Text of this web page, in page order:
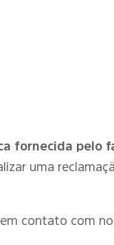
fornecida pelo
uma
contato com